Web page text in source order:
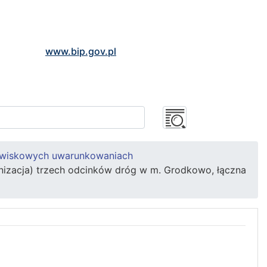
www.bip.gov.pl
uwarunkowaniach
trzech odcinków dróg w m. Grodkowo, łączna